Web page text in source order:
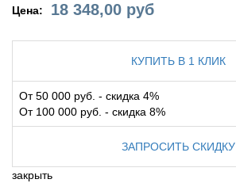
Цена: 18 348,00 руб
КУПИТЬ В 1 КЛИК
От 50 000 руб. - скидка 4%
От 100 000 руб. - скидка 8%
ЗАПРОСИТЬ СКИДКУ
закрыть